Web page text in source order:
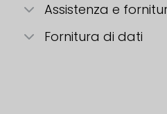
Assistenza e
Fornitura di dati